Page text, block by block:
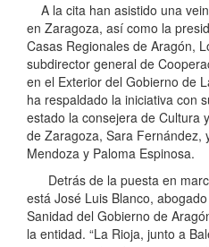
A la cita han asistido una
en Zaragoza, así como la
Casas Regionales de Aragón,
subdirector general de
en el Exterior del Gobierno de
ha respaldado la iniciativa con
estado la consejera de Cultura
de Zaragoza, Sara Fernández,
Mendoza y Paloma Espinosa.
Detrás de la puesta en
está José Luis Blanco,
Sanidad del Gobierno de
la entidad. “La Rioja, junto a